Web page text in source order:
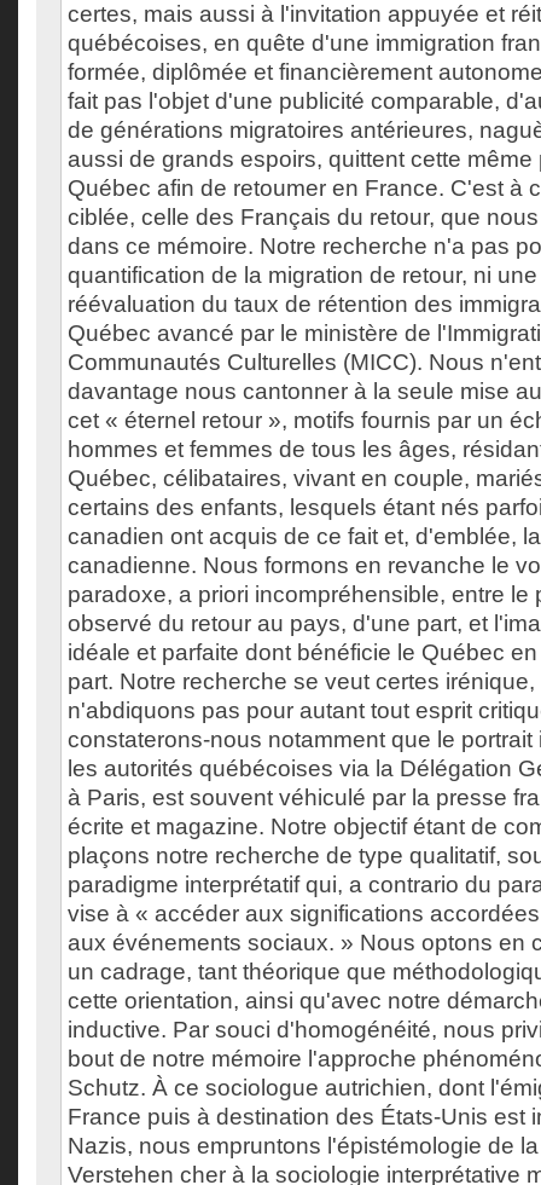
certes, mais aussi à l'invitation appuyée et
québécoises, en quête d'une immigration
formée, diplômée et financièrement
fait pas l'objet d'une publicité comparable,
de générations migratoires antérieures,
aussi de grands espoirs, quittent cette même
Québec afin de retoumer en France. C'est à
ciblée, celle des Français du retour, que
dans ce mémoire. Notre recherche n'a pas
quantification de la migration de retour, ni
réévaluation du taux de rétention des
Québec avancé par le ministère de
Communautés Culturelles (MICC). Nous
davantage nous cantonner à la seule mise
cet « éternel retour », motifs fournis par un
hommes et femmes de tous les âges,
Québec, célibataires, vivant en couple,
certains des enfants, lesquels étant nés
canadien ont acquis de ce fait et, d'emblée,
canadienne. Nous formons en revanche le
paradoxe, a priori incompréhensible, entre le
observé du retour au pays, d'une part, et
idéale et parfaite dont bénéficie le Québec
part. Notre recherche se veut certes
n'abdiquons pas pour autant tout esprit
constaterons-nous notamment que le
les autorités québécoises via la Délégation
à Paris, est souvent véhiculé par la presse
écrite et magazine. Notre objectif étant de
plaçons notre recherche de type qualitatif,
paradigme interprétatif qui, a contrario du
vise à « accéder aux significations
aux événements sociaux. » Nous optons en
un cadrage, tant théorique que
cette orientation, ainsi qu'avec notre
inductive. Par souci d'homogénéité, nous
bout de notre mémoire l'approche
Schutz. À ce sociologue autrichien, dont
France puis à destination des États-Unis est
Nazis, nous empruntons l'épistémologie de
Verstehen cher à la sociologie interprétative